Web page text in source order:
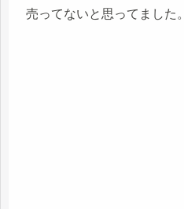
売ってないと思ってました。